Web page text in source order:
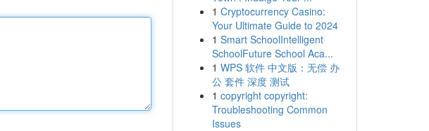
1 Cryptocurrency Casino:
Your Ultimate Guide to 2024
1 Smart SchoolIntelligent
SchoolFuture School Aca...
1 WPS 软件 中文版：无偿 办
公 套件 深度 测试
1 copyright copyright:
Troubleshooting Common
Issues